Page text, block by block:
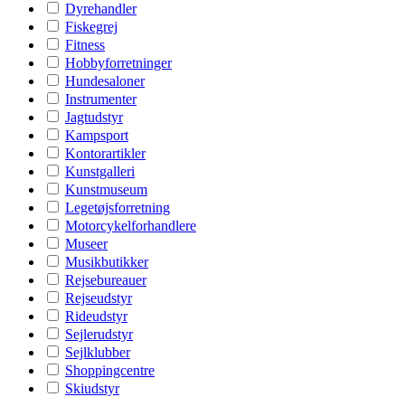
Dyrehandler
Fiskegrej
Fitness
Hobbyforretninger
Hundesaloner
Instrumenter
Jagtudstyr
Kampsport
Kontorartikler
Kunstgalleri
Kunstmuseum
Legetøjsforretning
Motorcykelforhandlere
Museer
Musikbutikker
Rejsebureauer
Rejseudstyr
Rideudstyr
Sejlerudstyr
Sejlklubber
Shoppingcentre
Skiudstyr